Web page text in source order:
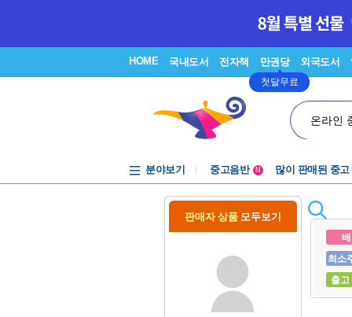
HOME 국내도서 전자책 만권당
첫달무료
외국도서
온라인
분야보기
중고음반
중고음반
N 많이 판매된 중고
판매자 상품 모두보기
최소
출